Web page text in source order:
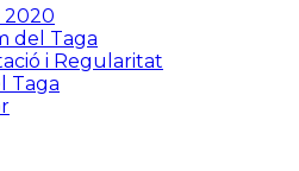
2020
del Taga
i Regularitat
Taga